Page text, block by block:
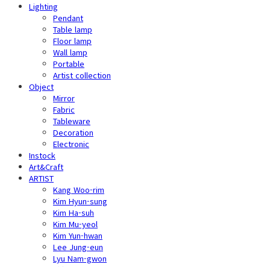
Lighting
Pendant
Table lamp
Floor lamp
Wall lamp
Portable
Artist collection
Object
Mirror
Fabric
Tableware
Decoration
Electronic
Instock
Art&Craft
ARTIST
Kang Woo-rim
Kim Hyun-sung
Kim Ha-suh
Kim Mu-yeol
Kim Yun-hwan
Lee Jung-eun
Lyu Nam-gwon